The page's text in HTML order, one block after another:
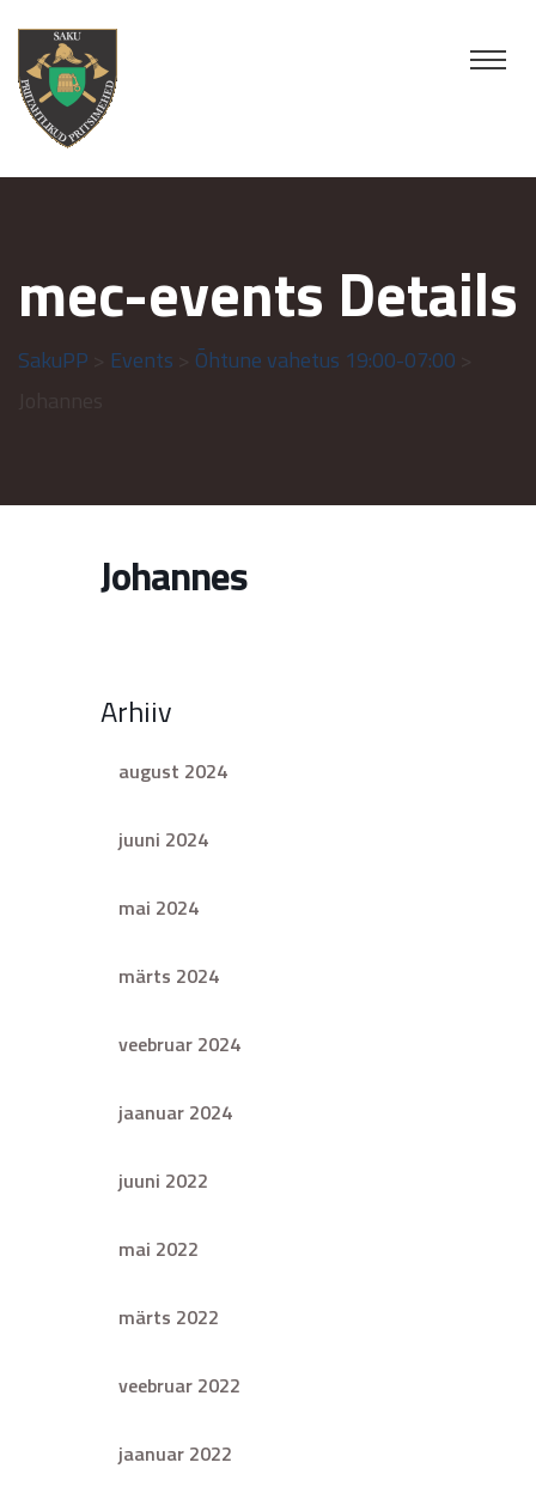
mec-events Details
SakuPP Events Õhtune vahetus 19:00-07:00
Johannes
Arhiiv
august 2024
juuni 2024
mai 2024
märts 2024
veebruar 2024
jaanuar 2024
juuni 2022
mai 2022
märts 2022
veebruar 2022
jaanuar 2022